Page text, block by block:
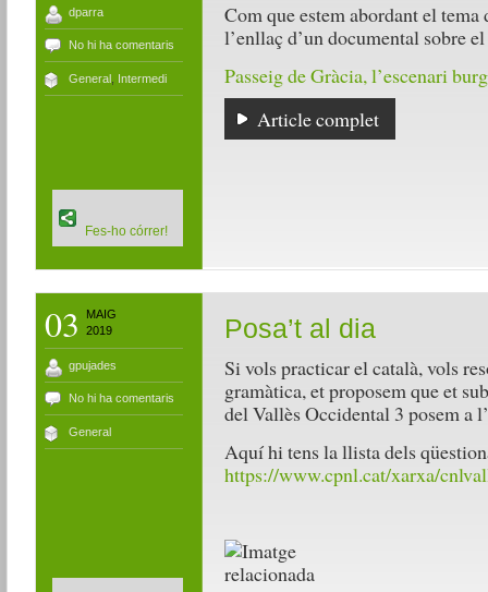
dparra
No hi ha comentaris
General, Intermedi
Com que estem abordant el
l’enllaç d’un documental sobre
Passeig de Gràcia, l’escenari
Article complet
Fes-ho córrer!
03
MAIG
2019
gpujades
No hi ha comentaris
General
Posa’t al dia
Si vols practicar el català, vols
gramàtica, et proposem que et
del Vallès Occidental 3 posem a
Aquí hi tens la llista dels
https://www.cpnl.cat/xarxa/